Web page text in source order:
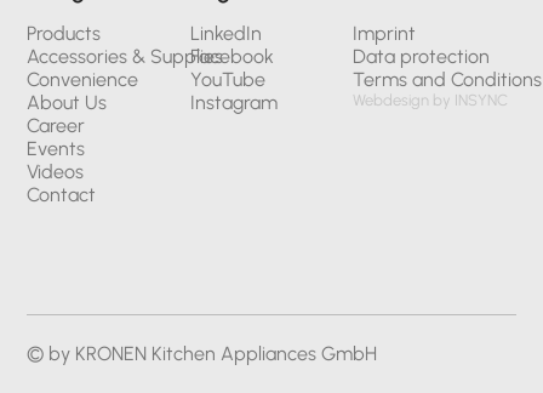
© by KRONEN Kitchen Appliances GmbH
Products
Accessories & Supplies
Convenience
About Us
Career
Events
Videos
Contact
LinkedIn
Facebook
YouTube
Instagram
Imprint
Data protection
Terms and Conditions
Webdesign by INSYNC